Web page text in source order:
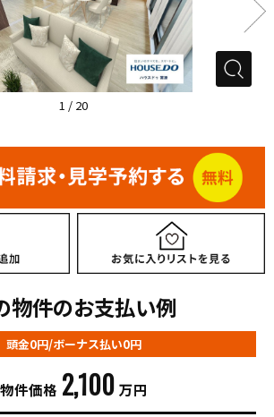
1 / 20
物件のお支払い例
頭金0円/ボーナス払い0円
物件価格 2,100 万円